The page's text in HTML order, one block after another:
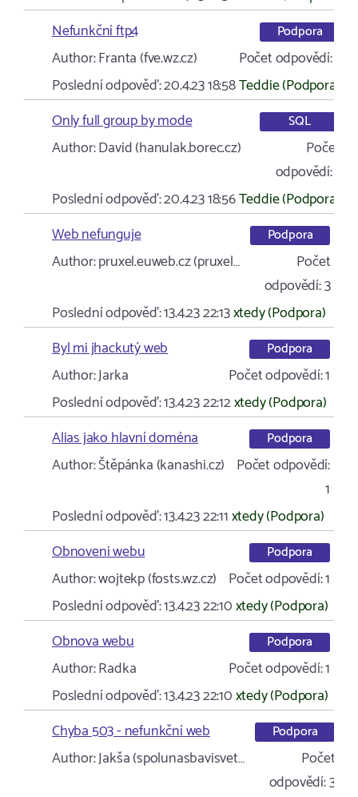
Nefunkční ftp4
Podpora
Author:Franta (fve.wz.cz) Počet odpovědí:1
Poslední odpověď:20.4.23 18:58Teddie (Podpora)
Only full group by mode
SQL
Author:David (hanulak.borec.cz)
Počet
odpovědí:1
Poslední odpověď:20.4.23 18:56Teddie (Podpora)
Web nefunguje
Podpora
Author:pruxel.euweb.cz (pruxel…
Počet
odpovědí:3
Poslední odpověď:13.4.23 22:13xtedy (Podpora)
Byl mi jhackutý web
Podpora
Author:Jarka Počet odpovědí:1
Poslední odpověď:13.4.23 22:12xtedy (Podpora)
Alias jako hlavní doména
Podpora
Author:Štěpánka (kanashi.cz) Počet odpovědí:
1
Poslední odpověď:13.4.23 22:11xtedy (Podpora)
Obnoveni webu
Podpora
Author:wojtekp (fosts.wz.cz) Počet odpovědí:1
Poslední odpověď:13.4.23 22:10xtedy (Podpora)
Obnova webu
Podpora
Author:Radka Počet odpovědí:1
Poslední odpověď:13.4.23 22:10xtedy (Podpora)
Chyba 503 - nefunkční web
Podpora
Author:Jakša (spolunasbavisvet…
Počet
odpovědí:3